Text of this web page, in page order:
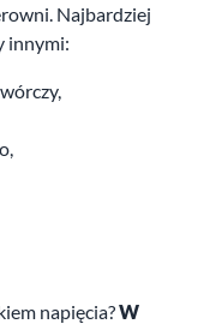
Najbardziej
innymi:
napięcia?W